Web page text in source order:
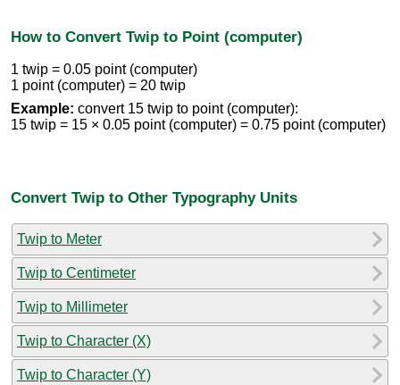
How to Convert Twip to Point (computer)
1 twip = 0.05 point (computer)
1 point (computer) = 20 twip
Example: convert 15 twip to point (computer):
15 twip = 15 × 0.05 point (computer) = 0.75 point (computer)
Convert Twip to Other Typography Units
Twip to Meter
Twip to Centimeter
Twip to Millimeter
Twip to Character (X)
Twip to Character (Y)